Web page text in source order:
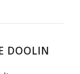
DOOLIN